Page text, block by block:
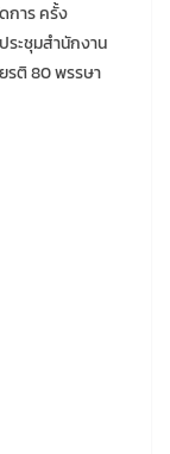
การ ครั้ง
ะชุมสำนักงาน
รติ 80 พรรษา